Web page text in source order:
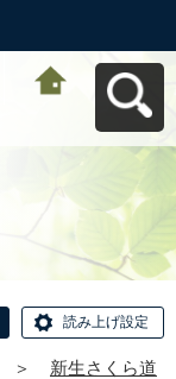
読み上げ設定
＞
新生さくら道